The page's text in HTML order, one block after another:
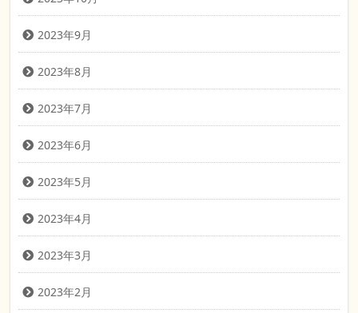
2023年9月
2023年8月
2023年7月
2023年6月
2023年5月
2023年4月
2023年3月
2023年2月